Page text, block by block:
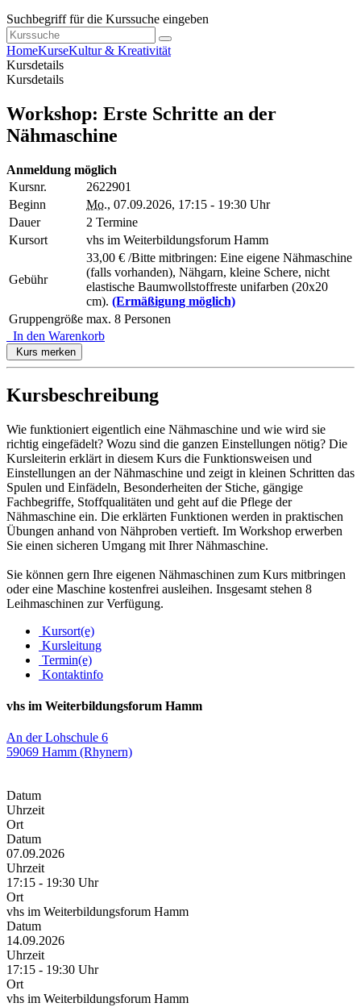
Suchbegriff für die Kurssuche eingeben
HomeKurseKultur & Kreativität
Kursdetails
Kursdetails
Workshop: Erste Schritte an der
Nähmaschine
Anmeldung möglich
Kursnr.
2622901
Beginn
Mo., 07.09.2026, 17:15 - 19:30 Uhr
Dauer
2 Termine
Kursort
vhs im Weiterbildungsforum Hamm
Gebühr
33,00 € /Bitte mitbringen: Eine eigene Nähmaschine
(falls vorhanden), Nähgarn, kleine Schere, nicht
elastische Baumwollstoffreste unifarben (20x20
cm). (Ermäßigung möglich)
Gruppengröße max. 8 Personen
In den Warenkorb
Kurs merken
Kursbeschreibung
Wie funktioniert eigentlich eine Nähmaschine und wie wird sie
richtig eingefädelt? Wozu sind die ganzen Einstellungen nötig? Die
Kursleiterin erklärt in diesem Kurs die Funktionsweisen und
Einstellungen an der Nähmaschine und zeigt in kleinen Schritten das
Spulen und Einfädeln, Besonderheiten der Stiche, gängige
Fachbegriffe, Stoffqualitäten und geht auf die Pflege der
Nähmaschine ein. Die erklärten Funktionen werden in praktischen
Übungen anhand von Nähproben vertieft. Im Workshop erwerben
Sie einen sicheren Umgang mit Ihrer Nähmaschine.
Sie können gern Ihre eigenen Nähmaschinen zum Kurs mitbringen
oder eine Maschine kostenfrei ausleihen. Insgesamt stehen 8
Leihmaschinen zur Verfügung.
Kursort(e)
Kursleitung
Termin(e)
Kontaktinfo
vhs im Weiterbildungsforum Hamm
An der Lohschule 6
59069 Hamm (Rhynern)
Datum
Uhrzeit
Ort
Datum
07.09.2026
Uhrzeit
17:15 - 19:30 Uhr
Ort
vhs im Weiterbildungsforum Hamm
Datum
14.09.2026
Uhrzeit
17:15 - 19:30 Uhr
Ort
vhs im Weiterbildungsforum Hamm